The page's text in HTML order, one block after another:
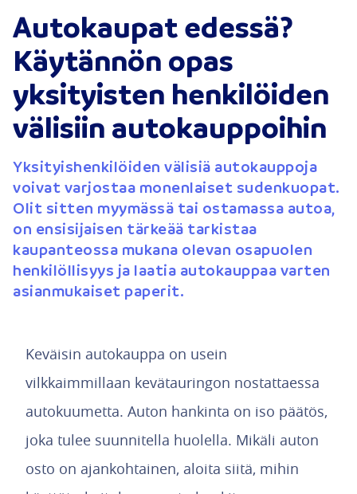
Autokaupat edessä?
Käytännön opas
yksityisten henkilöiden
välisiin autokauppoihin
Yksityishenkilöiden välisiä autokauppoja
voivat varjostaa monenlaiset sudenkuopat.
Olit sitten myymässä tai ostamassa autoa,
on ensisijaisen tärkeää tarkistaa
kaupanteossa mukana olevan osapuolen
henkilöllisyys ja laatia autokauppaa varten
asianmukaiset paperit.
Keväisin autokauppa on usein
vilkkaimmillaan kevätauringon nostattaessa
autokuumetta. Auton hankinta on iso päätös,
joka tulee suunnitella huolella. Mikäli auton
osto on ajankohtainen, aloita siitä, mihin